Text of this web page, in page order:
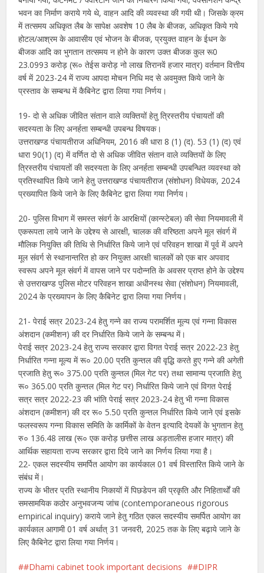
भवन का निर्माण कराये गये थे, वाहन आदि की व्यवस्था की गयी थी। जिसके क्रम
में तत्समय अधिकृत लैब के सापेक्ष अवशेष 10 लैब के बीजक, अधिकृत किये गये
होटल/आश्रम के आवासीय एवं भोजन के बीजक, प्रयुक्त वाहन के ईधन के
बीजक आदि का भुगतान तत्समय न होने के कारण उक्त बीजक कुल रू0
23.0993 करोड़ (रू० तेईस करोड़ नो लाख तिरानवें हजार मात्र) वर्तमान वित्तीय
वर्ष में 2023-24 में राज्य आपदा मोचन निधि मद से अवमुक्त किये जाने के
प्रस्ताव के सम्बन्ध में कैबिनेट द्वारा लिया गया निर्णय।
19- दो से अधिक जीवित संतान वाले व्यक्तियों हेतु त्रिस्तरीय पंचायतों की
सदस्यता के लिए अनर्हता सम्बन्धी उपबन्ध विषयक।
उत्तराखण्ड पंचायतीराज अधिनियम, 2016 की धारा 8 (1) (द). 53 (1) (द) एवं
धारा 90(1) (द) में वर्णित दो से अधिक जीवित संतान वाले व्यक्तियों के लिए
त्रिस्तरीय पंचायतों की सदस्यता के लिए अनर्हता सम्बन्धी उपबन्धित व्यवस्था को
प्रतिस्थापित किये जाने हेतु उत्तराखण्ड पंचायतीराज (संशोधन) विधेयक, 2024
प्रख्यापित किये जाने के लिए कैबिनेट द्वारा लिया गया निर्णय।
20- पुलिस विभाग में समस्त संवर्ग के आरक्षियों (कान्स्टेबल) की सेवा नियमावली में
एकरूपता लाये जाने के उद्देश्य से आरक्षी, चालक की वरिष्ठता अपने मूल संवर्ग में
मौलिक नियुक्ति की तिथि से निर्धारित किये जाने एवं परिवहन शाखा में पूर्व में अपने
मूल संवर्ग से स्थानान्तरित हो कर नियुक्त आरक्षी चालकों को एक बार अपवाद
स्वरूप अपने मूल संवर्ग में वापस जाने पर पदोन्नति के अवसर प्राप्त होने के उद्देश्य
से उत्तराखण्ड पुलिस मोटर परिवहन शाखा अधीनस्थ सेवा (संशोधन) नियमावली,
2024 के प्रख्यापन के लिए कैबिनेट द्वारा लिया गया निर्णय।
21- पेराई सत्र 2023-24 हेतु गन्ने का राज्य परामर्शित मूल्य एवं गन्ना विकास
अंशदान (कमीशन) की दर निर्धारित किये जाने के सम्बन्ध में।
पेराई सत्र 2023-24 हेतु राज्य सरकार द्वारा विगत पेराई सत्र 2022-23 हेतु
निर्धारित गन्ना मूल्य में रू० 20.00 प्रति कुन्तल की वृद्धि करते हुए गन्ने की अगेती
प्रजाति हेतु रू० 375.00 प्रति कुन्तल (मिल गेट पर) तथा सामान्य प्रजाति हेतु
रू० 365.00 प्रति कुन्तल (मिल गेट पर) निर्धारित किये जाने एवं विगत पेराई
सत्र सत्र 2022-23 की भांति पेराई सत्र 2023-24 हेतु भी गन्ना विकास
अंशदान (कमीशन) की दर रू० 5.50 प्रति कुन्तल निर्धारित किये जाने एवं इसके
फलस्वरूप गन्ना विकास समिति के कार्मिकों के वेतन इत्यादि देयकों के भुगतान हेतु
रु० 136.48 लाख (रू० एक करोड़ छत्तीस लाख अड़तालीस हजार मात्र) की
आर्थिक सहायता राज्य सरकार द्वारा दिये जाने का निर्णय लिया गया है।
22- एकल सदस्यीय समर्पित आयोग का कार्यकाल 01 वर्ष विस्तारित किये जाने के
संबंध में।
राज्य के भीतर प्रति स्थानीय निकायों में पिछडेपन की प्रकृति और निहितार्थों की
समसामयिक कठोर अनुभवजन्य जांच (contemporaneous rigorous
empirical inquiry) कराये जाने हेतु गठित एकल सदस्यीय समर्पित आयोग का
कार्यकाल आगामी 01 वर्ष अर्थात् 31 जनवरी, 2025 तक के लिए बढ़ाये जाने के
लिए कैबिनेट द्वारा लिया गया निर्णय।
#Dhami cabinet took important decisions
#DIPR